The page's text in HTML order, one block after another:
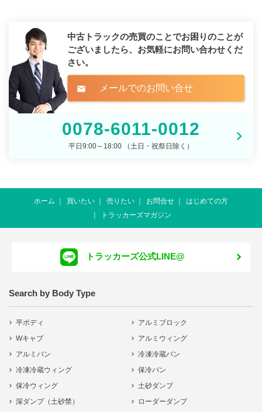
中古トラックの売買のことでお困りのことが
ございましたら、 お気軽にお問い合わせくだ
さい。
mail メールでのお問い合せ
0078-6011-0012
平日9:00～18:00 （土日・祝祭日除く）
ホーム 買いたい 売りたい お問合せ
はじめての方
トラッカーズマガジン
トラッカーズ公式LINE@
Search by Body Type
平ボディ
アルミブロック
Wキャブ
アルミウィング
アルミバン
冷凍冷蔵バン
冷凍冷蔵ウィング
保冷バン
保冷ウィング
土砂ダンプ
深ダンプ（土砂禁）
ローダーダンプ